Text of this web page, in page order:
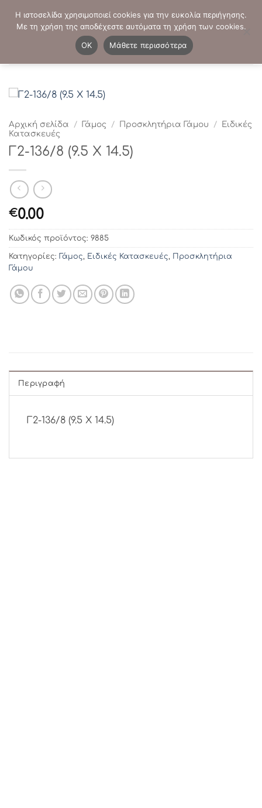
στο
ΤΗΛΕΦΩΝΙΚΕΣ ΠΑΡΑΓΓΕΛΙΕΣ: - 2103821941
Αρχική σελίδα / Γάμος / Προσκλητήρια Γάμου / Ειδικές
Κατασκευές
Γ2-136/8 (9.5 Χ 14.5)
€0.00
Κωδικός προϊόντος: 9885
Κατηγορίες: Γάμος, Ειδικές Κατασκευές,
Προσκλητήρια
Γάμου
Περιγραφή
Γ2-136/8 (9.5 Χ 14.5)
Η ιστοσελίδα χρησιμοποιεί cookies για την ευκολία περιήγησης.
Με τη χρήση της αποδέχεστε αυτόματα τη χρήση των cookies.
OK
Μάθετε περισσότερα